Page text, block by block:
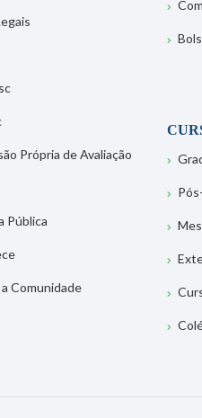
Própria de Avaliação
Pública
Comunidade